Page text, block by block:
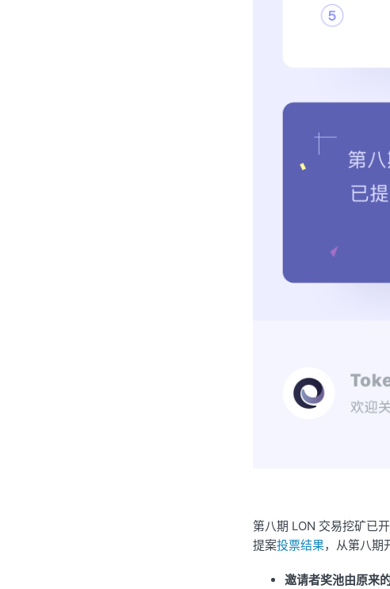
第八期 LON 交易挖矿已
提案投票结果，从第八期
邀请者奖池由原来